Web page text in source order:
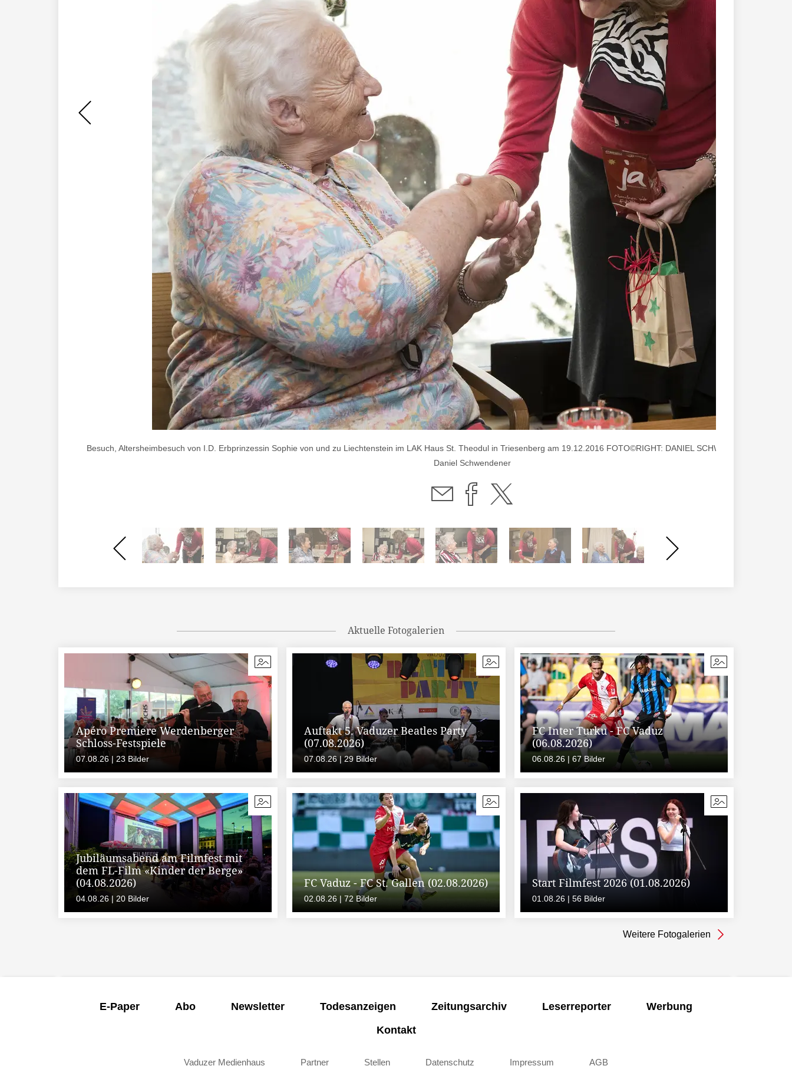
Besuch, Altersheimbesuch von I.D. Erbprinzessin Sophie von und zu Liechtenstein im LAK Haus St. Theodul in Triesenberg am 19.12.2016 FOTO©RIGHT: DANIEL SCHWENDENER (Bild 1
Daniel Schwendener
Aktuelle Fotogalerien
Apéro Premiere Werdenberger
Schloss-Festspiele
07.08.26 | 23 Bilder
Auftakt 5. Vaduzer Beatles Party
(07.08.2026)
07.08.26 | 29 Bilder
FC Inter Turku - FC Vaduz
(06.08.2026)
06.08.26 | 67 Bilder
Jubiläumsabend am Filmfest mit
dem FL-Film «Kinder der Berge»
(04.08.2026)
04.08.26 | 20 Bilder
FC Vaduz - FC St. Gallen (02.08.2026)
02.08.26 | 72 Bilder
Start Filmfest 2026 (01.08.2026)
01.08.26 | 56 Bilder
Weitere Fotogalerien
E-Paper Abo Newsletter Todesanzeigen Zeitungsarchiv Leserreporter
Werbung
Kontakt
Vaduzer Medienhaus Partner Stellen Datenschutz Impressum AGB